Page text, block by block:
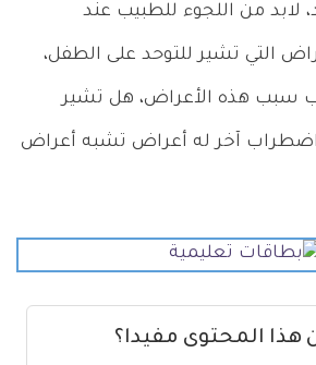
لابد من اللجوء للطبيب عند
التي تشير للتوحد على الطفل،
هذه الأعراض، هل تشير
اضطراب آخر له أعراض تشبه أعراض
هذا المحتوى مفيدا؟